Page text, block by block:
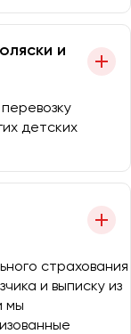
и
детских
страхования
и выписку из
мы